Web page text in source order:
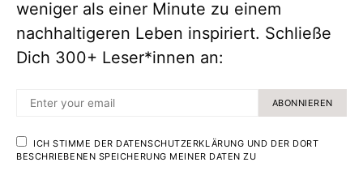
weniger als einer Minute zu einem
nachhaltigeren Leben inspiriert. Schließe
Dich 300+ Leser*innen an:
ABONNIEREN
ICH STIMME DER DATENSCHUTZERKLÄRUNG UND DER DORT
BESCHRIEBENEN SPEICHERUNG MEINER DATEN ZU